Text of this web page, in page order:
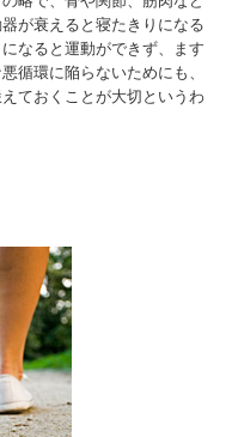
が衰えると寝たきりになる
なると運動ができず、ます
循環に陥らないためにも、
ておくことが大切というわ